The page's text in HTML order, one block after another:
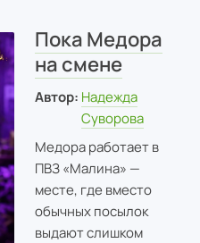
Пока Медора
на смене
Автор: Надежда
Суворова
Медора работает в
ПВЗ «Малина» —
месте, где вместо
обычных посылок
выдают слишком